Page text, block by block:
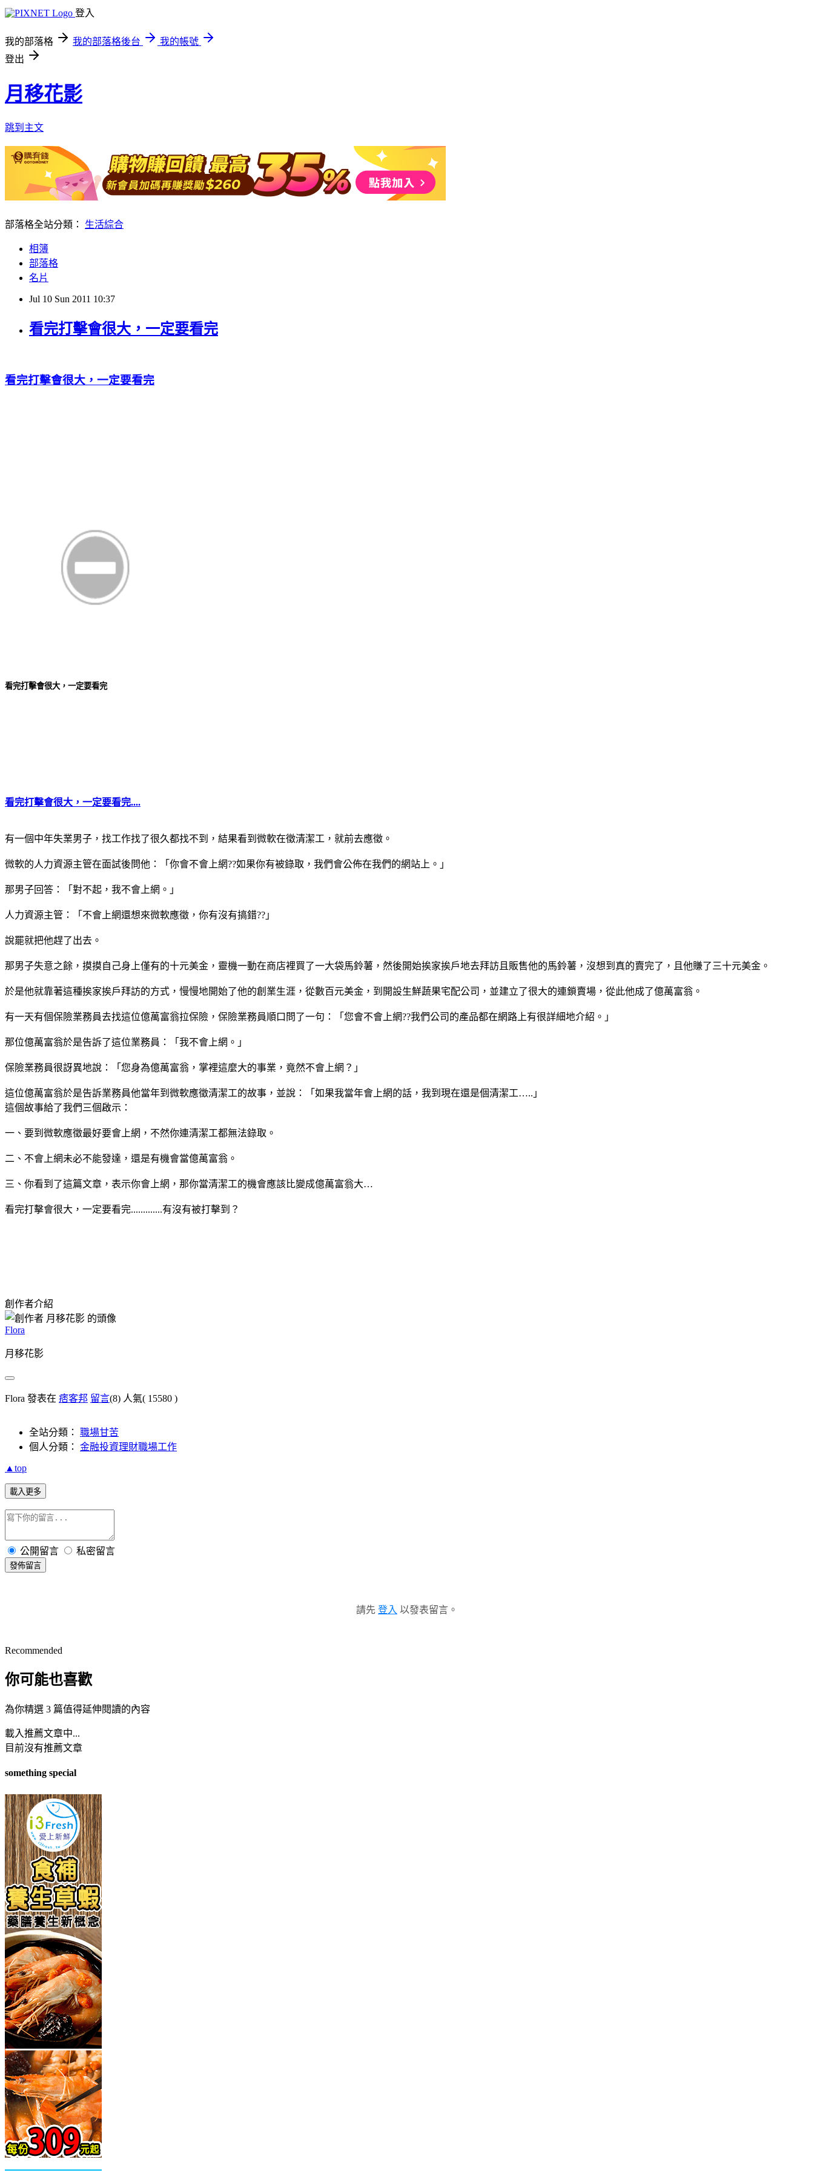
登入
我的部落格 我的部落格後台
我的帳號
登出
月移花影
跳到主文
部落格全站分類： 生活綜合
相簿
部落格
名片
Jul 10 Sun 2011 10:37
看完打擊會很大，一定要看完
看完打擊會很大，一定要看完
看完打擊會很大，一定要看完
看完打擊會很大，一定要看完....
有一個中年失業男子，找工作找了很久都找不到，結果看到微軟在徵清潔工，就前去應徵。
微軟的人力資源主管在面試後問他：「你會不會上網??如果你有被錄取，我們會公佈在我們的網站上。」
那男子回答：「對不起，我不會上網。」
人力資源主管：「不會上網還想來微軟應徵，你有沒有搞錯??」
說罷就把他趕了出去。
那男子失意之餘，摸摸自己身上僅有的十元美金，靈機一動在商店裡買了一大袋馬鈴薯，然後開始挨家挨戶地去拜訪且販售他的馬鈴薯，沒想到真的賣完了，且他賺了三十元美金。
於是他就靠著這種挨家挨戶拜訪的方式，慢慢地開始了他的創業生涯，從數百元美金，到開設生鮮蔬果宅配公司，並建立了很大的連鎖賣場，從此他成了億萬富翁。
有一天有個保險業務員去找這位億萬富翁拉保險，保險業務員順口問了一句：「您會不會上網??我們公司的產品都在網路上有很詳細地介紹。」
那位億萬富翁於是告訴了這位業務員：「我不會上網。」
保險業務員很訝異地說：「您身為億萬富翁，掌裡這麼大的事業，竟然不會上網？」
這位億萬富翁於是告訴業務員他當年到微軟應徵清潔工的故事，並說：「如果我當年會上網的話，我到現在還是個清潔工…..」
這個故事給了我們三個啟示：
一、要到微軟應徵最好要會上網，不然你連清潔工都無法錄取。
二、不會上網未必不能發達，還是有機會當億萬富翁。
三、你看到了這篇文章，表示你會上網，那你當清潔工的機會應該比變成億萬富翁大…
看完打擊會很大，一定要看完.............有沒有被打擊到？
創作者介紹
Flora
月移花影
Flora 發表在 痞客邦 留言(8) 人氣( 15580 )
全站分類： 職場甘苦
個人分類： 金融投資理財職場工作
▲top
載入更多
公開留言 私密留言
發佈留言
請先 登入 以發表留言。
Recommended
你可能也喜歡
為你精選 3 篇值得延伸閱讀的內容
載入推薦文章中...
目前沒有推薦文章
something special